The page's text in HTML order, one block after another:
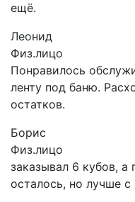
ещё.
Леонид
Физ.лицо
Понравилось
ленту под баню.
остатков.
Борис
Физ.лицо
заказывал 6 кубов,
осталось, но лучше